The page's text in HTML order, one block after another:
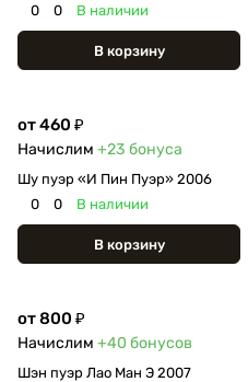
0
0 В наличии
В корзину
от 460 ₽
Начислим +23 бонуса
Шу пуэр «И Пин Пуэр» 2006
0
0 В наличии
В корзину
от 800 ₽
Начислим +40 бонусов
Шэн пуэр Лао Ман Э 2007